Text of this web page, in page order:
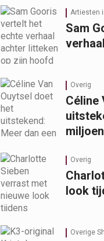
Artiesten
Sam
Overig
Céline
Overig
look
Overige